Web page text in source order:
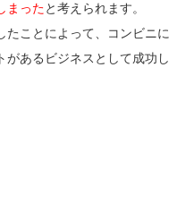
まったと考えられます。
たことによって、コンビニに
があるビジネスとして成功し